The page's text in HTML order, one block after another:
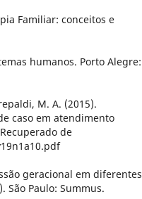
Familiar: conceitos e
humanos. Porto Alegre:
M. A. (2015).
caso em atendimento
de
geracional em diferentes
São Paulo: Summus.